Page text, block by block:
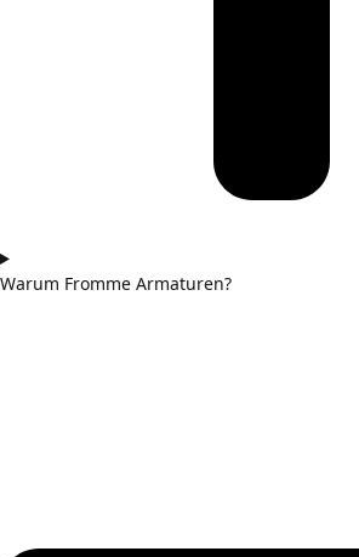
Warum Fromme Armaturen?